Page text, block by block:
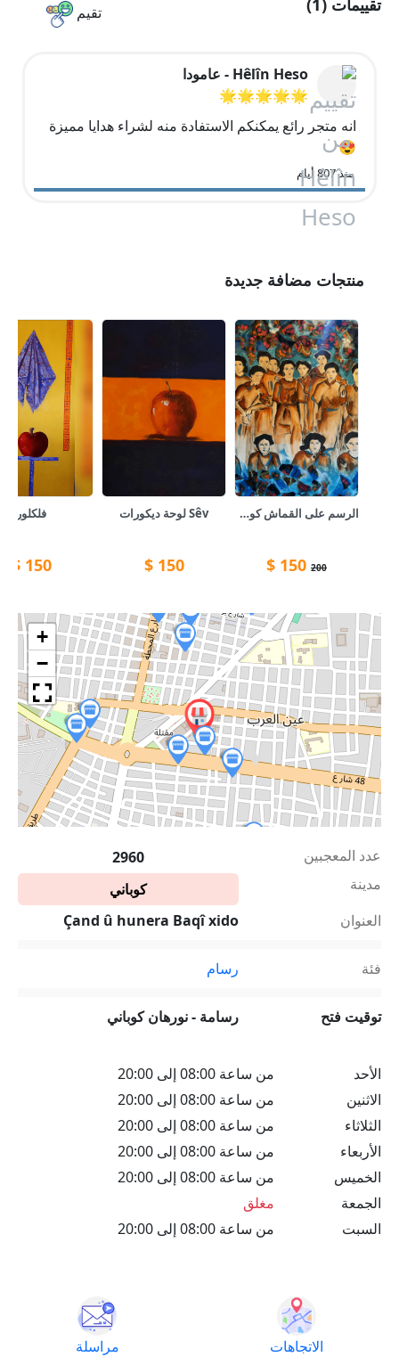
تقيم
Hêlîn Heso - عامودا
🌟🌟🌟🌟🌟
انه متجر رائع يمكنكم الاستفادة منه لشراء هدايا مميزة
😍
منذ 807 أيام
منتجات مضافة جديدة
الرسم على القماش كولاج واللوحة تعبر عن ٨ اذار
200
150
$
Sêv لوحة ديكورات
150
$
فلكلور
150
$
+
−
عدد المعجبين
2960
مدينة
كوباني
العنوان
Çand û hunera Baqî xido
فئة رسام
توقيت فتح رسامة - نورهان كوباني
الأحد
من ساعة 08:00 إلى 20:00
الاثنين
من ساعة 08:00 إلى 20:00
الثلاثاء
من ساعة 08:00 إلى 20:00
الأربعاء
من ساعة 08:00 إلى 20:00
الخميس
من ساعة 08:00 إلى 20:00
الجمعة
مغلق
السبت
من ساعة 08:00 إلى 20:00
مراسلة الاتجاهات